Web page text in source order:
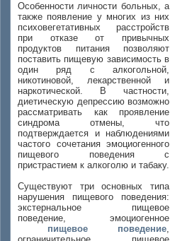
Особенности личности больных, а
также появление у многих из них
психовегетативных расстройств
при отказе от привычных
продуктов питания позволяют
поставить пищевую зависимость в
один ряд с алкогольной,
никотиновой, лекарственной и
наркотической. В частности,
диетическую депрессию возможно
рассматривать как проявление
синдрома отмены, что
подтверждается и наблюдениями
частого сочетания эмоциогенного
пищевого поведения с
пристрастием к алкоголю и табаку.
Существуют три основных типа
нарушения пищевого поведения:
экстернальное пищевое
поведение, эмоциогенное
пищевое поведение,